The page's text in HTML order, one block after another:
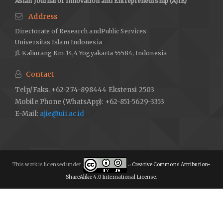
Address
Directorate of Research andPublic Services
Universitas Islam Indonesia
Jl. Kaliurang Km.14,4 Yogyakarta 55584, Indonesia
Contact
Telp/Faks. +62-274-898444 Ekstensi 2503
Mobile Phone (WhatsApp): +62-851-5629-3353
E-Mail: ajie@uii.ac.id
This work is licensed under a Creative Commons Attribution-
ShareAlike 4.0 International License.